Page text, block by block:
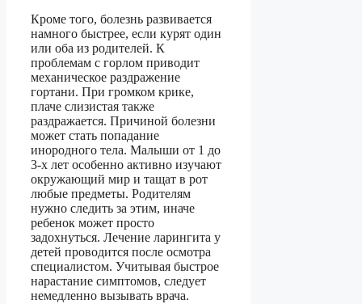
Кроме того, болезнь развивается
намного быстрее, если курят один
или оба из родителей. К
проблемам с горлом приводит
механическое раздражение
гортани. При громком крике,
плаче слизистая также
раздражается. Причиной болезни
может стать попадание
инородного тела. Малыши от 1 до
3-х лет особенно активно изучают
окружающий мир и тащат в рот
любые предметы. Родителям
нужно следить за этим, иначе
ребенок может просто
задохнуться. Лечение ларингита у
детей проводится после осмотра
специалистом. Учитывая быстрое
нарастание симптомов, следует
немедленно вызывать врача.